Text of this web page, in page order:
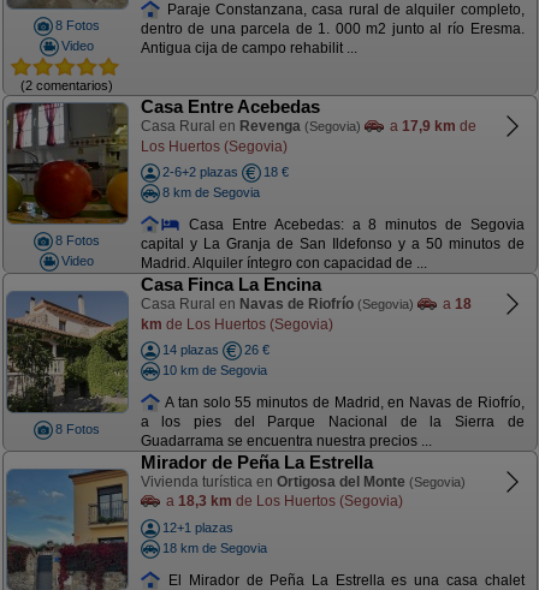
8 Fotos
Video
(2 comentarios)
Paraje Constanzana, casa rural de alquiler completo,
dentro de una parcela de 1. 000 m2 junto al río Eresma.
Antigua cija de campo rehabilit ...
8 Fotos
Video
Casa Entre Acebedas
Casa Rural en Revenga (Segovia) a 17,9 km de
Los Huertos (Segovia)
2-6+2 plazas
18 €
8 km de Segovia
Casa Entre Acebedas: a 8 minutos de Segovia
capital y La Granja de San Ildefonso y a 50 minutos de
Madrid. Alquiler íntegro con capacidad de ...
8 Fotos
Casa Finca La Encina
Casa Rural en Navas de Riofrío (Segovia) a 18
km de Los Huertos (Segovia)
14 plazas
26 €
10 km de Segovia
A tan solo 55 minutos de Madrid, en Navas de Riofrío,
a los pies del Parque Nacional de la Sierra de
Guadarrama se encuentra nuestra precios ...
Mirador de Peña La Estrella
Vivienda turística en Ortigosa del Monte (Segovia)
a 18,3 km de Los Huertos (Segovia)
12+1 plazas
18 km de Segovia
El Mirador de Peña La Estrella es una casa chalet